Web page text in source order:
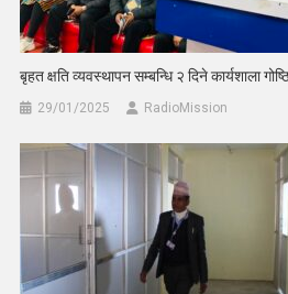
बृहत क्षति व्यवस्थापन सम्बन्धि २ दिने कार्यशाला
29/01/2025 RadioMission